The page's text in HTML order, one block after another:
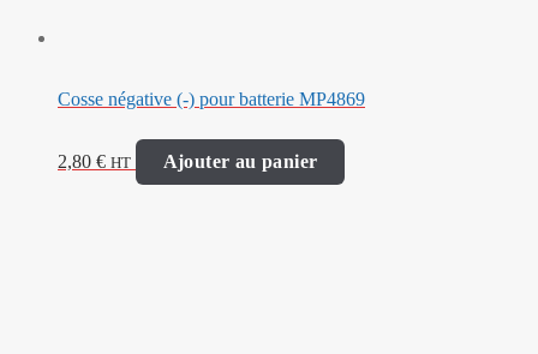
Cosse négative (-) pour batterie MP4869
2,80 € HT Ajouter au panier